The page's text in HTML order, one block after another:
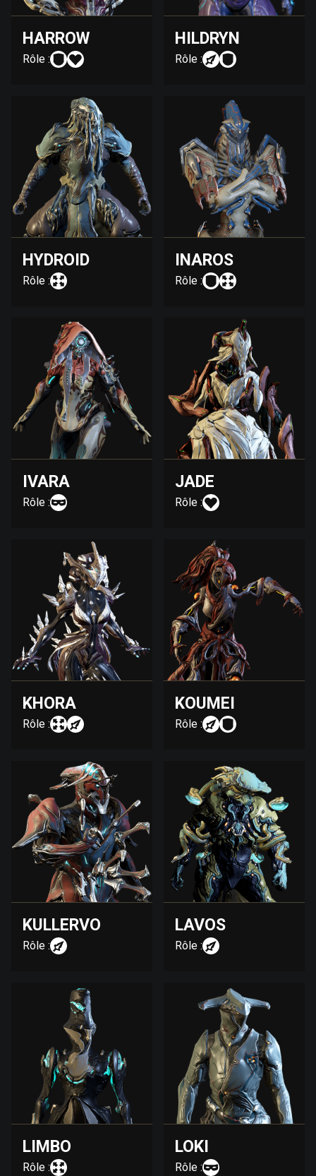
HARROW
Rôle :
HILDRYN
Rôle :
HYDROID
Rôle :
INAROS
Rôle :
IVARA
Rôle :
JADE
Rôle :
KHORA
Rôle :
KOUMEI
Rôle :
KULLERVO
Rôle :
LAVOS
Rôle :
LIMBO
Rôle :
LOKI
Rôle :